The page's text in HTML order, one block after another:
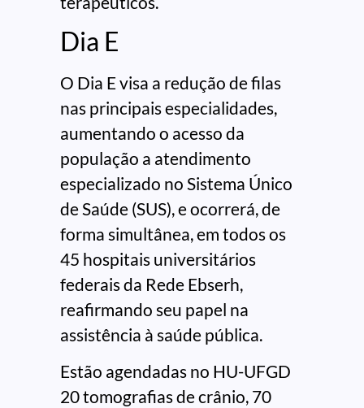
Dia E
O Dia E visa a redução de filas
nas principais especialidades,
aumentando o acesso da
população a atendimento
especializado no Sistema Único
de Saúde (SUS), e ocorrerá, de
forma simultânea, em todos os
45 hospitais universitários
federais da Rede Ebserh,
reafirmando seu papel na
assistência à saúde pública.
Estão agendadas no HU-UFGD
20 tomografias de crânio, 70